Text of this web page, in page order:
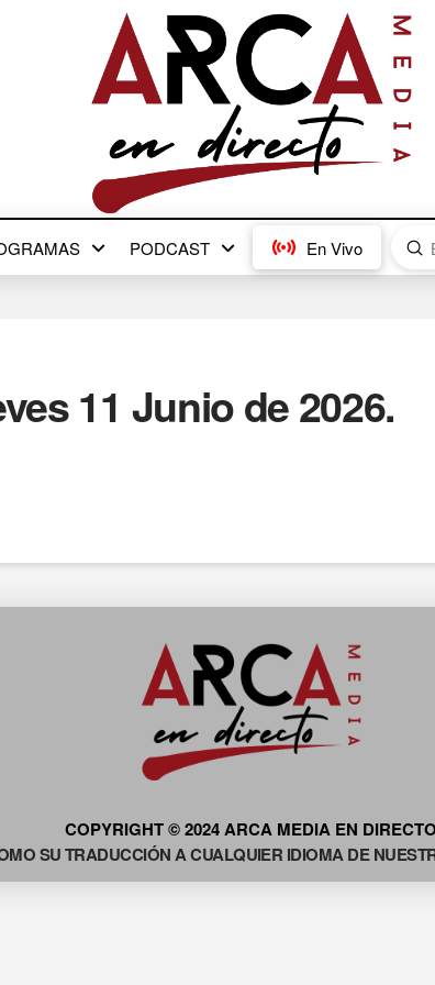
PODCAST En Vivo
11 Junio de 2026.
COPYRIGHT © 2024 ARCA MEDIA EN DIRECTO
SU TRADUCCIÓN A CUALQUIER IDIOMA DE